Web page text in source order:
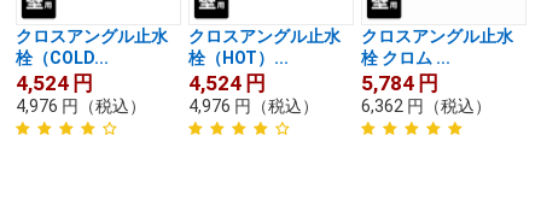
クロスアングル止水
栓（COLD...
4,524 円
4,976 円 （税込）
クロスアングル止水
栓（HOT）...
4,524 円
4,976 円 （税込）
クロスアングル止水
栓 クロム ...
5,784 円
6,362 円 （税込）